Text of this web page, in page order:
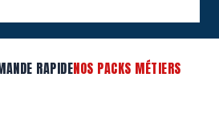
RAPIDENOS PACKS MÉTIERS